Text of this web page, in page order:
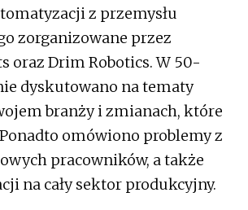
z przemysłu
zorganizowane przez
oraz Drim Robotics. W 50-
dyskutowano na tematy
branży i zmianach, które
omówiono problemy z
pracowników, a także
na cały sektor produkcyjny.